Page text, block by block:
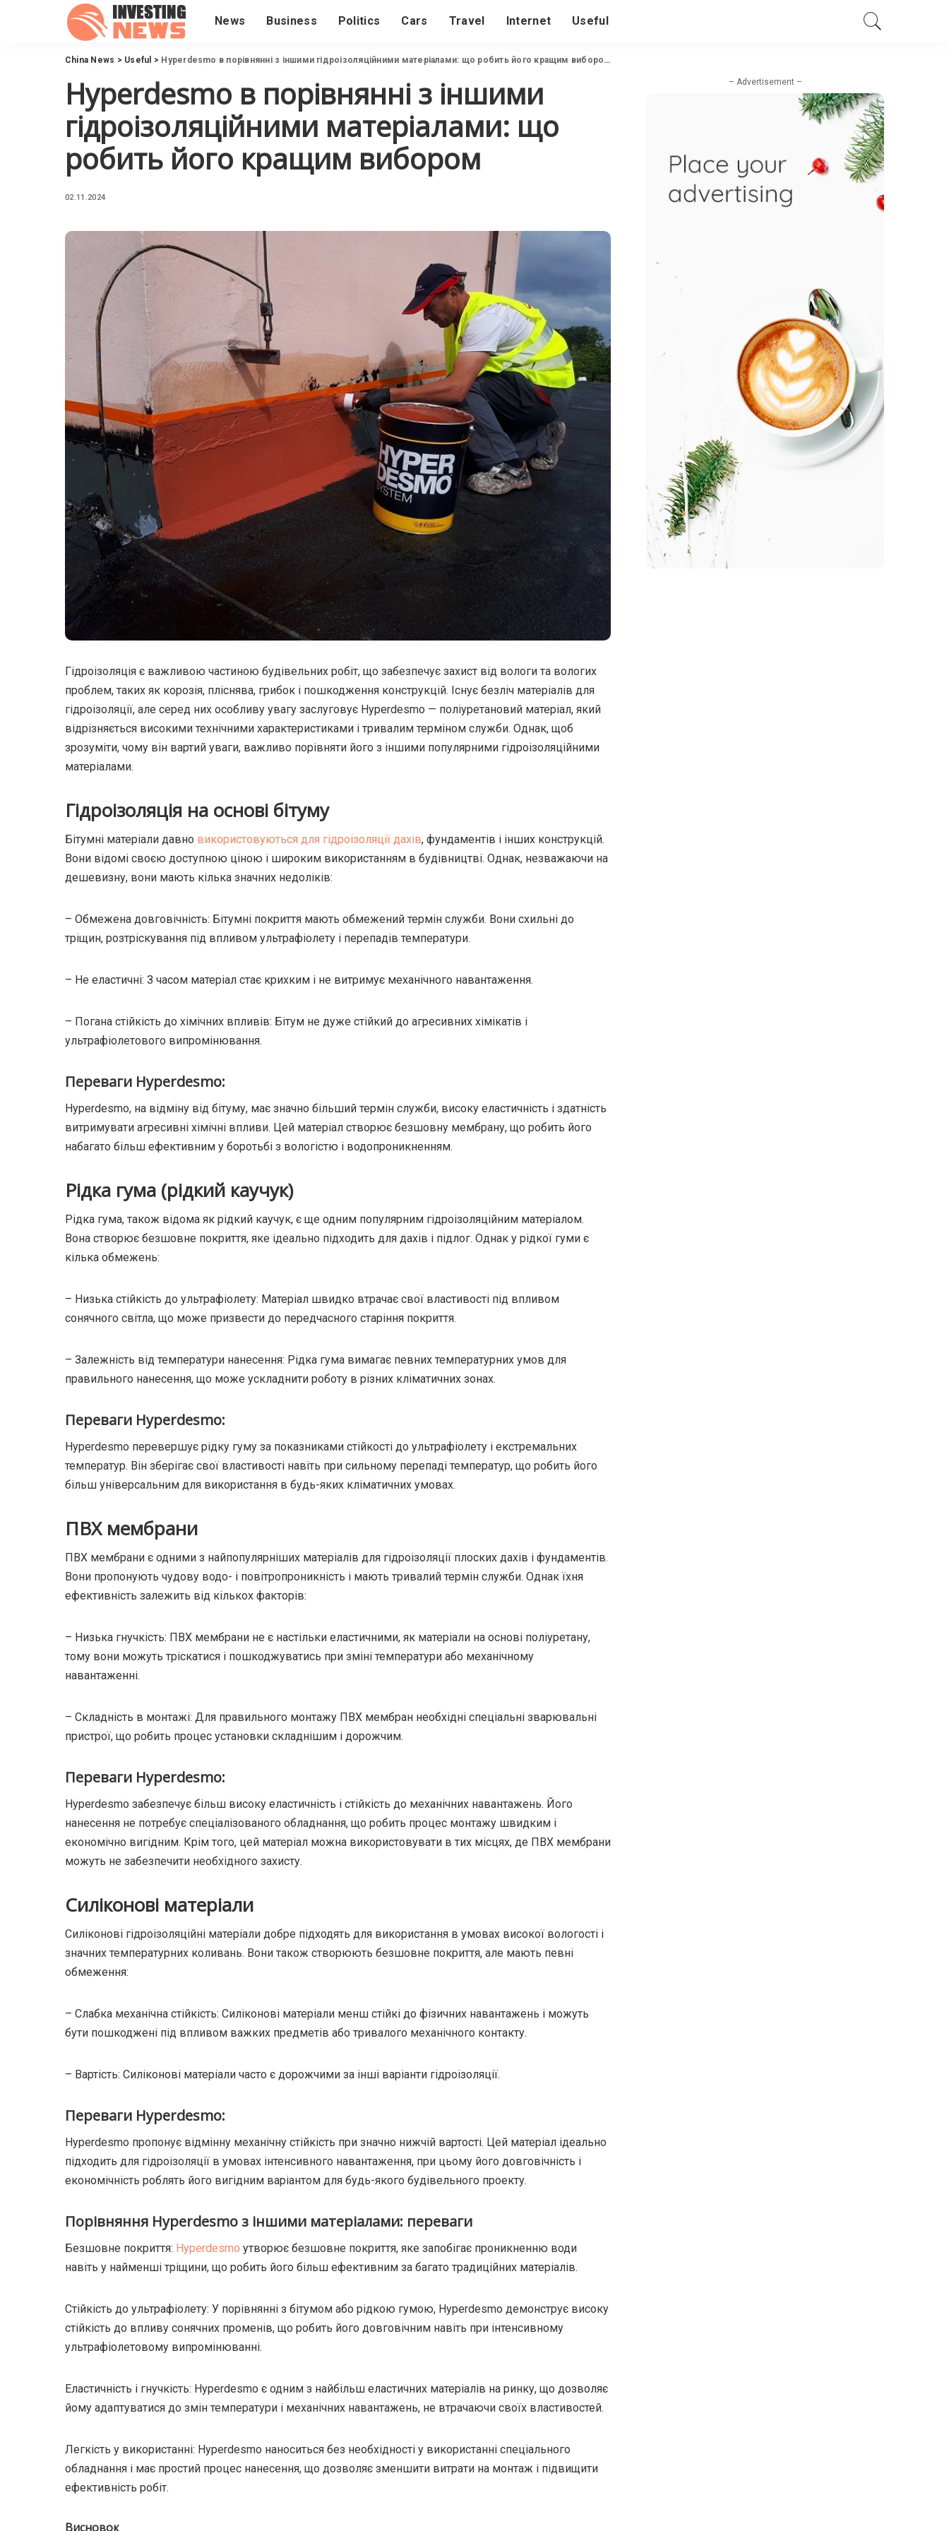
News Business Politics Cars Travel Internet Useful
China News > Useful > Hyperdesmo в порівнянні з іншими гідроізоляційними матеріалами: що робить його кращим вибором
Hyperdesmo в порівнянні з іншими
гідроізоляційними матеріалами: що
робить його кращим вибором
02.11.2024
Гідроізоляція є важливою частиною будівельних робіт, що забезпечує захист від вологи та вологих
проблем, таких як корозія, пліснява, грибок і пошкодження конструкцій. Існує безліч матеріалів для
гідроізоляції, але серед них особливу увагу заслуговує Hyperdesmo — поліуретановий матеріал, який
відрізняється високими технічними характеристиками і тривалим терміном служби. Однак, щоб
зрозуміти, чому він вартий уваги, важливо порівняти його з іншими популярними гідроізоляційними
матеріалами.
Гідроізоляція на основі бітуму
Бітумні матеріали давно використовуються для гідроізоляції дахів, фундаментів і інших конструкцій.
Вони відомі своєю доступною ціною і широким використанням в будівництві. Однак, незважаючи на
дешевизну, вони мають кілька значних недоліків:
– Обмежена довговічність: Бітумні покриття мають обмежений термін служби. Вони схильні до
тріщин, розтріскування під впливом ультрафіолету і перепадів температури.
– Не еластичні: З часом матеріал стає крихким і не витримує механічного навантаження.
– Погана стійкість до хімічних впливів: Бітум не дуже стійкий до агресивних хімікатів і
ультрафіолетового випромінювання.
Переваги Hyperdesmo:
Hyperdesmo, на відміну від бітуму, має значно більший термін служби, високу еластичність і здатність
витримувати агресивні хімічні впливи. Цей матеріал створює безшовну мембрану, що робить його
набагато більш ефективним у боротьбі з вологістю і водопроникненням.
Рідка гума (рідкий каучук)
Рідка гума, також відома як рідкий каучук, є ще одним популярним гідроізоляційним матеріалом.
Вона створює безшовне покриття, яке ідеально підходить для дахів і підлог. Однак у рідкої гуми є
кілька обмежень:
– Низька стійкість до ультрафіолету: Матеріал швидко втрачає свої властивості під впливом
сонячного світла, що може призвести до передчасного старіння покриття.
– Залежність від температури нанесення: Рідка гума вимагає певних температурних умов для
правильного нанесення, що може ускладнити роботу в різних кліматичних зонах.
Переваги Hyperdesmo:
Hyperdesmo перевершує рідку гуму за показниками стійкості до ультрафіолету і екстремальних
температур. Він зберігає свої властивості навіть при сильному перепаді температур, що робить його
більш універсальним для використання в будь-яких кліматичних умовах.
ПВХ мембрани
ПВХ мембрани є одними з найпопулярніших матеріалів для гідроізоляції плоских дахів і фундаментів.
Вони пропонують чудову водо- і повітропроникність і мають тривалий термін служби. Однак їхня
ефективність залежить від кількох факторів:
– Низька гнучкість: ПВХ мембрани не є настільки еластичними, як матеріали на основі поліуретану,
тому вони можуть тріскатися і пошкоджуватись при зміні температури або механічному
навантаженні.
– Складність в монтажі: Для правильного монтажу ПВХ мембран необхідні спеціальні зварювальні
пристрої, що робить процес установки складнішим і дорожчим.
Переваги Hyperdesmo:
Hyperdesmo забезпечує більш високу еластичність і стійкість до механічних навантажень. Його
нанесення не потребує спеціалізованого обладнання, що робить процес монтажу швидким і
економічно вигідним. Крім того, цей матеріал можна використовувати в тих місцях, де ПВХ мембрани
можуть не забезпечити необхідного захисту.
Силіконові матеріали
Силіконові гідроізоляційні матеріали добре підходять для використання в умовах високої вологості і
значних температурних коливань. Вони також створюють безшовне покриття, але мають певні
обмеження:
– Слабка механічна стійкість: Силіконові матеріали менш стійкі до фізичних навантажень і можуть
бути пошкоджені під впливом важких предметів або тривалого механічного контакту.
– Вартість: Силіконові матеріали часто є дорожчими за інші варіанти гідроізоляції.
Переваги Hyperdesmo:
Hyperdesmo пропонує відмінну механічну стійкість при значно нижчій вартості. Цей матеріал ідеально
підходить для гідроізоляції в умовах інтенсивного навантаження, при цьому його довговічність і
економічність роблять його вигідним варіантом для будь-якого будівельного проекту.
Порівняння Hyperdesmo з іншими матеріалами: переваги
Безшовне покриття: Hyperdesmo утворює безшовне покриття, яке запобігає проникненню води
навіть у найменші тріщини, що робить його більш ефективним за багато традиційних матеріалів.
Стійкість до ультрафіолету: У порівнянні з бітумом або рідкою гумою, Hyperdesmo демонструє високу
стійкість до впливу сонячних променів, що робить його довговічним навіть при інтенсивному
ультрафіолетовому випромінюванні.
Еластичність і гнучкість: Hyperdesmo є одним з найбільш еластичних матеріалів на ринку, що дозволяє
йому адаптуватися до змін температури і механічних навантажень, не втрачаючи своїх властивостей.
Легкість у використанні: Hyperdesmo наноситься без необхідності у використанні спеціального
обладнання і має простий процес нанесення, що дозволяє зменшити витрати на монтаж і підвищити
ефективність робіт.
Висновок
– Advertisement –